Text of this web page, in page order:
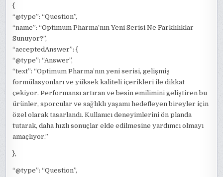
{
“@type”: “Question”,
“name”: “Optimum Pharma’nın Yeni Serisi Ne Farklılıklar
Sunuyor?”,
“acceptedAnswer”: {
“@type”: “Answer”,
“text”: “Optimum Pharma’nın yeni serisi, gelişmiş
formülasyonları ve yüksek kaliteli içerikleri ile dikkat
çekiyor. Performansı artıran ve besin emilimini geliştiren bu
ürünler, sporcular ve sağlıklı yaşamı hedefleyen bireyler için
özel olarak tasarlandı. Kullanıcı deneyimlerini ön planda
tutarak, daha hızlı sonuçlar elde edilmesine yardımcı olmayı
amaçlıyor.”
},
“@type”: “Question”,